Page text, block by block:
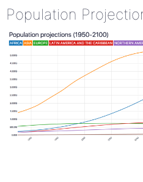
Population